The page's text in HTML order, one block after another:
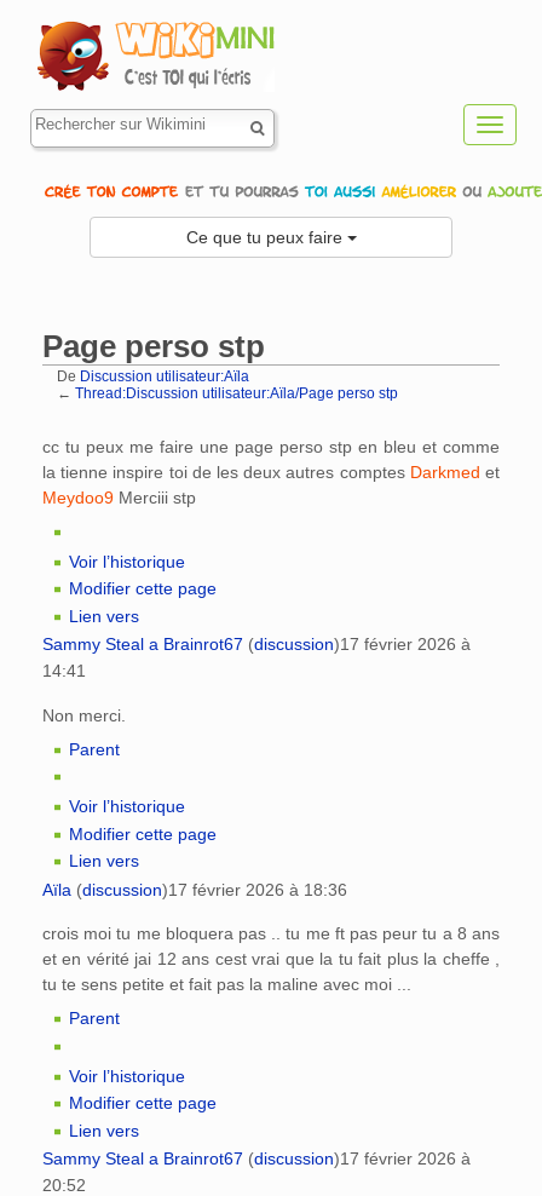
Ce que tu peux faire
Page perso stp
De Discussion utilisateur:Aïla
← Thread:Discussion utilisateur:Aïla/Page perso stp
cc tu peux me faire une page perso stp en bleu et comme
la tienne inspire toi de les deux autres comptes Darkmed et
Meydoo9 Merciii stp
Voir l’historique
Modifier cette page
Lien vers
Sammy Steal a Brainrot67 (discussion)17 février 2026 à
14:41
Non merci.
Parent
Voir l’historique
Modifier cette page
Lien vers
Aïla (discussion)17 février 2026 à 18:36
crois moi tu me bloquera pas .. tu me ft pas peur tu a 8 ans
et en vérité jai 12 ans cest vrai que la tu fait plus la cheffe ,
tu te sens petite et fait pas la maline avec moi ...
Parent
Voir l’historique
Modifier cette page
Lien vers
Sammy Steal a Brainrot67 (discussion)17 février 2026 à
20:52